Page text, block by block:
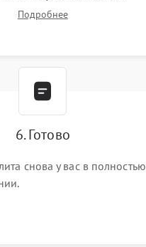
для диагностики.
Подробнее
6. Готово
снова у вас в полностью